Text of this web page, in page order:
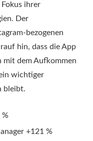
Fokus ihrer
Der
bezogenen
hin, dass die App
mit dem Aufkommen
wichtiger
bleibt.
%
+121 %